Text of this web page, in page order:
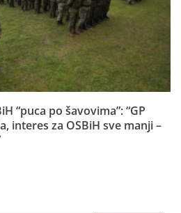
“puca po šavovima”: “GP
interes za OSBiH sve manji –